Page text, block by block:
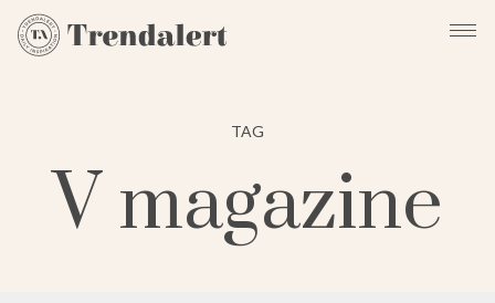
TAG
V magazine